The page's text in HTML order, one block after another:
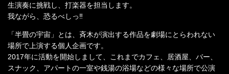
生演奏に挑戦し、打楽器を担当します。
我ながら、恐るべしっ‼
「半畳の宇宙」とは、斉木が演出する作品を劇場にとらわれない
場所で上演する個人企画です。
2017年に活動を開始しまして、これまでカフェ、居酒屋、バー、
スナック、アパートの一室や銭湯の浴場などの様々な場所で公演